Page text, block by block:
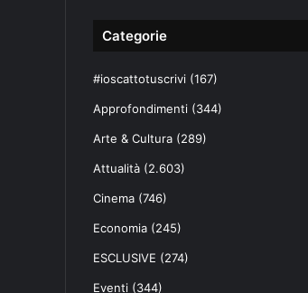
Categorie
#ioscattotuscrivi (167)
Approfondimenti (344)
Arte & Cultura (289)
Attualità (2.603)
Cinema (746)
Economia (245)
ESCLUSIVE (274)
Eventi (344)